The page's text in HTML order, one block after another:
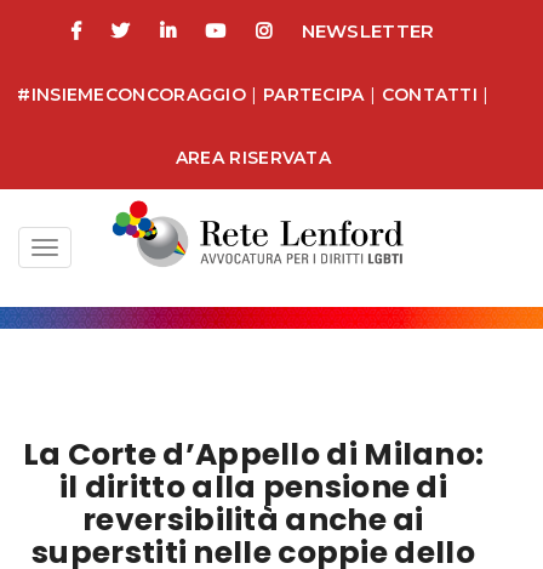
NEWSLETTER
#INSIEMECONCORAGGIO | PARTECIPA | CONTATTI |
AREA RISERVATA
Toggle
navigation
La Corte d’Appello di Milano:
il diritto alla pensione di
reversibilità anche ai
superstiti nelle coppie dello